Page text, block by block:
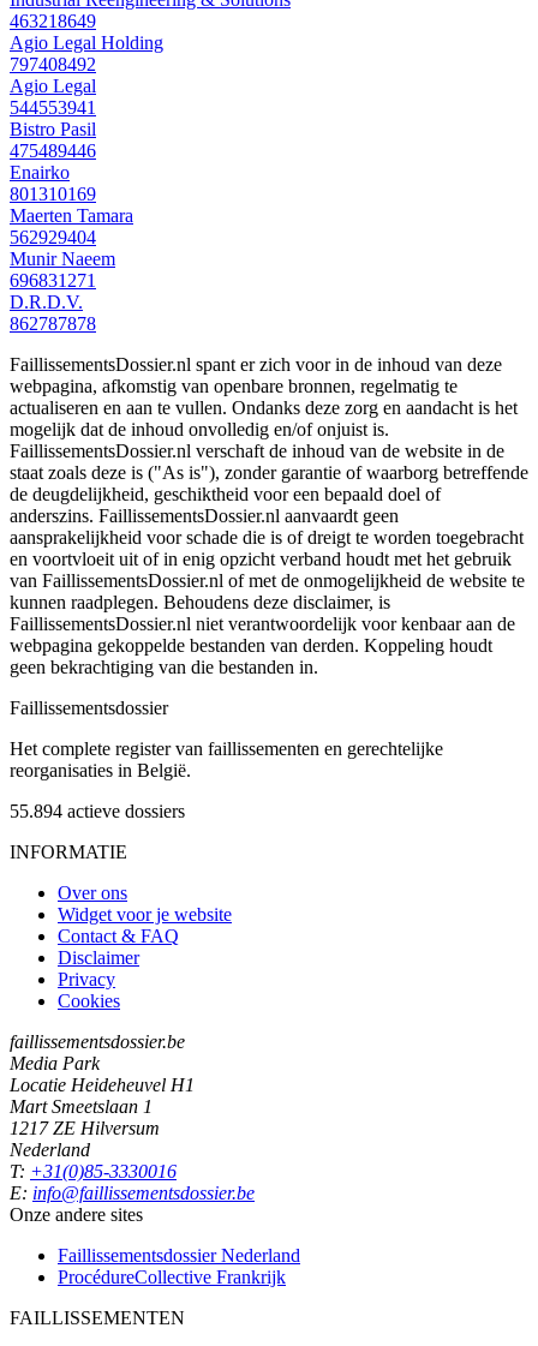
463218649
Agio Legal Holding
797408492
Agio Legal
544553941
Bistro Pasil
475489446
Enairko
801310169
Maerten Tamara
562929404
Munir Naeem
696831271
D.R.D.V.
862787878
FaillissementsDossier.nl spant er zich voor in de inhoud van deze
webpagina, afkomstig van openbare bronnen, regelmatig te
actualiseren en aan te vullen. Ondanks deze zorg en aandacht is het
mogelijk dat de inhoud onvolledig en/of onjuist is.
FaillissementsDossier.nl verschaft de inhoud van de website in de
staat zoals deze is ("As is"), zonder garantie of waarborg betreffende
de deugdelijkheid, geschiktheid voor een bepaald doel of
anderszins. FaillissementsDossier.nl aanvaardt geen
aansprakelijkheid voor schade die is of dreigt te worden toegebracht
en voortvloeit uit of in enig opzicht verband houdt met het gebruik
van FaillissementsDossier.nl of met de onmogelijkheid de website te
kunnen raadplegen. Behoudens deze disclaimer, is
FaillissementsDossier.nl niet verantwoordelijk voor kenbaar aan de
webpagina gekoppelde bestanden van derden. Koppeling houdt
geen bekrachtiging van die bestanden in.
Faillissementsdossier
Het complete register van faillissementen en gerechtelijke
reorganisaties in België.
55.894 actieve dossiers
INFORMATIE
Over ons
Widget voor je website
Contact & FAQ
Disclaimer
Privacy
Cookies
faillissementsdossier.be
Media Park
Locatie Heideheuvel H1
Mart Smeetslaan 1
1217 ZE Hilversum
Nederland
T: +31(0)85-3330016
E: info@faillissementsdossier.be
Onze andere sites
Faillissementsdossier Nederland
ProcédureCollective Frankrijk
FAILLISSEMENTEN